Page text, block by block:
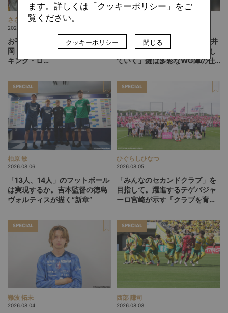
ささゆか
2026.08.09
お手本にすべきはアビスパ福
岡？北中米W杯から始める“バイ
キング・ロ
探す旅
J2のトレンドに抗う札幌の川井
健太スタイル。「相手を突破し
ていく」鍵は多彩なWG陣の仕
SPECIAL
柏原 敏
2026.08.06
「13人、14人」のフットボール
は実現するか。吉本監督の徳島
ヴォルティスが描く“新章”
SPECIAL
ひぐらしひなつ
2026.08.05
「みんなのセカンドクラブ」を
目指して。躍進するテゲバジャ
ーロ宮崎が示す「クラブを育て
SPECIAL
難波 拓未
2026.08.04
SPECIAL
西部 謙司
2026.08.03
ます。詳しくは「クッキーポリシー」をご
覧ください。
クッキーポリシー 閉じる